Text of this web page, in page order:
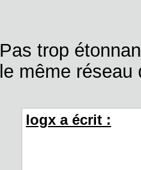
Pas trop
le même réseau
logx a écrit :